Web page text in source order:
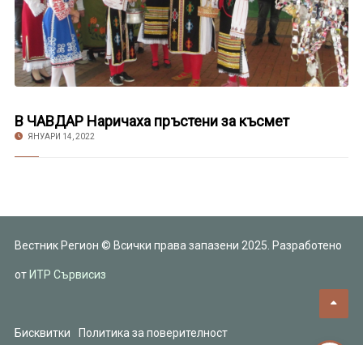
В ЧАВДАР Наричаха пръстени за късмет
ЯНУАРИ 14, 2022
Вестник Регион © Всички права запазени 2025. Разработено
от ИТР Сървисиз
Бисквитки Политика за поверителност